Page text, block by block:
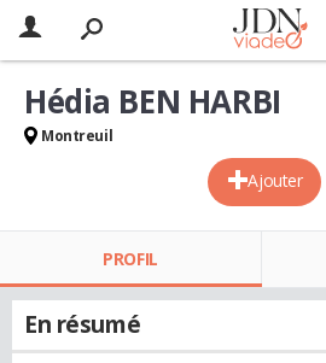
Ajouter
Hédia BEN HARBI
Montreuil
PROFIL
En résumé